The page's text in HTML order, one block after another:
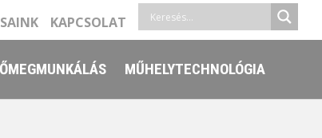
KAPCSOLAT
MŰHELYTECHNOLÓGIA